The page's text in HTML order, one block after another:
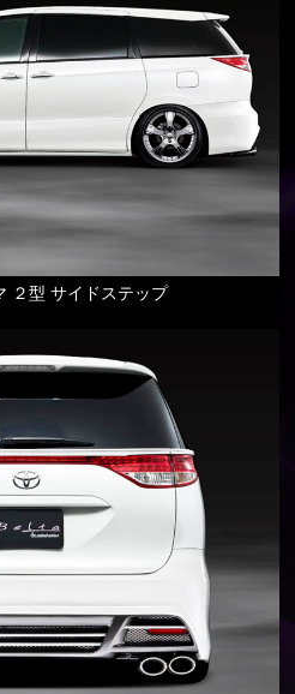
２型 サイドステップ